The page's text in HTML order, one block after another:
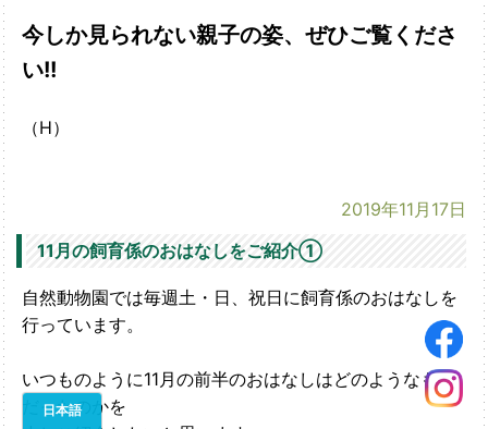
今しか見られない親子の姿、ぜひご覧くださ
い!!
（H）
2019年11月17日
11月の飼育係のおはなしをご紹介①
自然動物園では毎週土・日、祝日に飼育係のおはなしを
行っています。
いつものように11月の前半のおはなしはどのようなもの
だったのかを